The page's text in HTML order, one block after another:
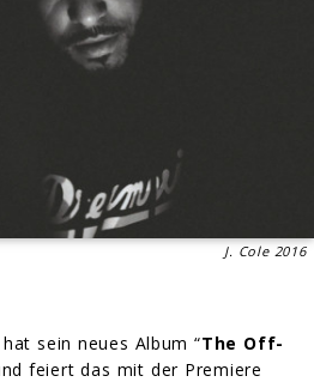
J. Cole 2016
hat sein neues Album “The Off-
feiert das mit der Premiere